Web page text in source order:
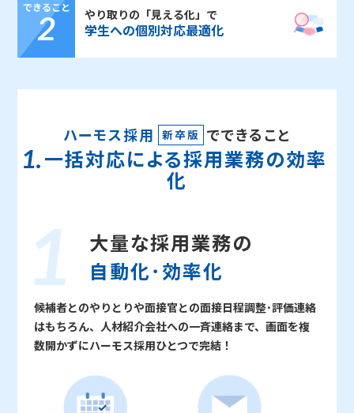
できること
2 やり取りの「見える化」で
学生への個別対応最適化
ハーモス採用 新卒版 でできること
一括対応による採用業務の効率
化
大量な採用業務の
自動化･効率化
候補者とのやりとりや面接官との面接日程調整･評価連絡
はもちろん、人材紹介会社への一斉連絡まで、画面を複
数開かずにハーモス採用ひとつで完結！